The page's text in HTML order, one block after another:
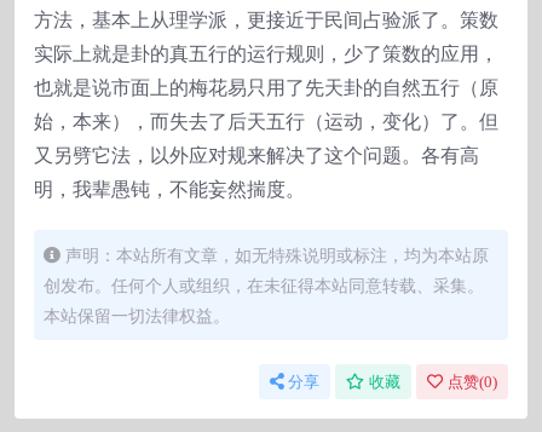
方法，基本上从理学派，更接近于民间占验派了。策数
实际上就是卦的真五行的运行规则，少了策数的应用，
也就是说市面上的梅花易只用了先天卦的自然五行（原
始，本来），而失去了后天五行（运动，变化）了。但
又另劈它法，以外应对规来解决了这个问题。各有高
明，我辈愚钝，不能妄然揣度。
声明：本站所有文章，如无特殊说明或标注，均为本站原
创发布。任何个人或组织，在未征得本站同意转载、采集。
本站保留一切法律权益。
分享 收藏 点赞(0)